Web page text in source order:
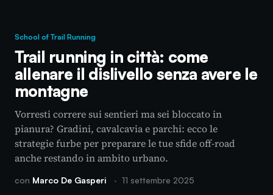
School of Trail Running
Trail running in città: come
allenare il dislivello senza avere le
montagne
Vorresti correre sui sentieri ma sei bloccato in
pianura? Gradini, cavalcavia e parchi: ecco le
strategie furbe per preparare le tue sfide off-road
anche restando in ambito urbano.
con Marco De Gasperi · 11 settembre 2025